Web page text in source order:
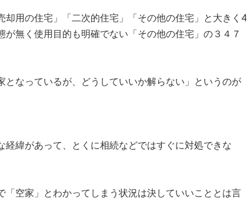
用の住宅」「二次的住宅」「その他の住宅」と大きく4
無く使用目的も明確でない「その他の住宅」の３４７
なっているが、どうしていいか解らない」というのが
緯があって、とくに相続などではすぐに対処できな
空家」とわかってしまう状況は決していいこととは言